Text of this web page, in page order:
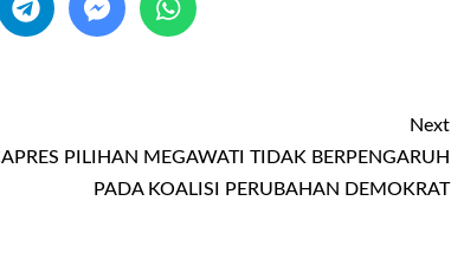
Next
PILIHAN MEGAWATI TIDAK BERPENGARUH
PADA KOALISI PERUBAHAN DEMOKRAT